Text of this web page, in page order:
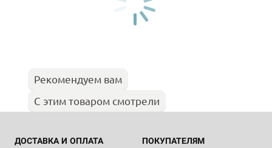
Рекомендуем вам
С этим товаром смотрели
ДОСТАВКА И ОПЛАТА ПОКУПАТЕЛЯМ